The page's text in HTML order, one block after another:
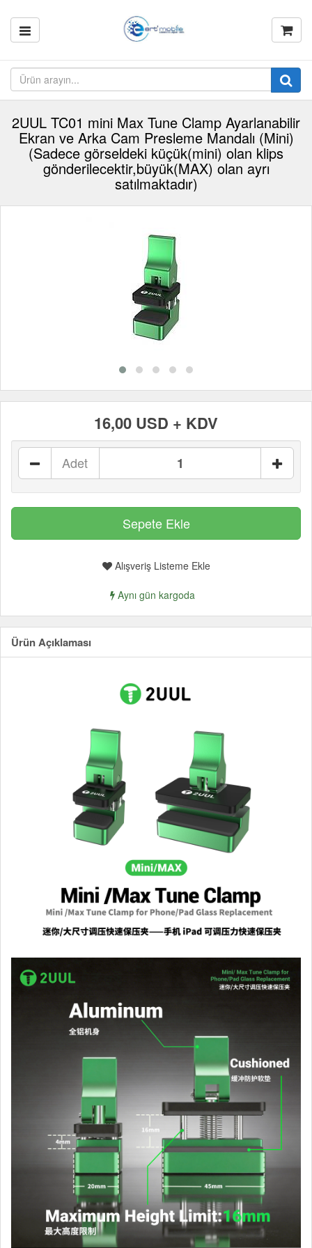
2UUL TC01 mini Max Tune Clamp Ayarlanabilir
Ekran ve Arka Cam Presleme Mandalı (Mini)
(Sadece görseldeki küçük(mini) olan klips
gönderilecektir,büyük(MAX) olan ayrı
satılmaktadır)
16,00 USD + KDV
Adet
Alışveriş Listeme Ekle
Aynı gün kargoda
Ürün Açıklaması